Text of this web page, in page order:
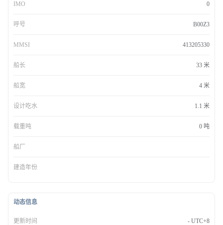
IMO 0
呼号 B00Z3
MMSI 413205330
船长 33 米
船宽 4 米
设计吃水 1.1 米
载重吨 0 吨
船厂
建造年份
动态信息
更新时间 - UTC+8